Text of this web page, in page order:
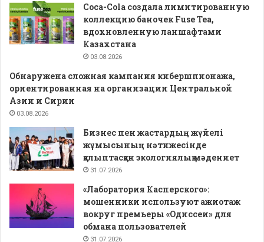
Coca-Cola создала лимитированную
коллекцию баночек Fuse Tea,
вдохновленную ланшафтами
Казахстана
03.08.2026
Обнаружена сложная кампания кибершпионажа,
ориентированная на организации Центральной
Азии и Сирии
03.08.2026
Бизнес пен жастардың жүйелі
жұмысының нәтижесінде
қалыптасқан экологиялық мәдениет
31.07.2026
«Лаборатория Касперского»:
мошенники используют ажиотаж
вокруг премьеры «Одиссеи» для
обмана пользователей
31.07.2026